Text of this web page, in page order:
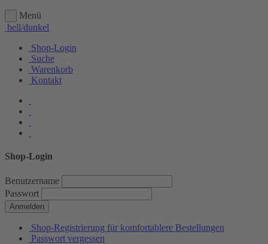
Menü
hell/dunkel
Shop-Login
Suche
Warenkorb
Kontakt
Shop-Login
Benutzername
Passwort
Anmelden
Shop-Registrierung für komfortablere Bestellungen
Passwort vergessen